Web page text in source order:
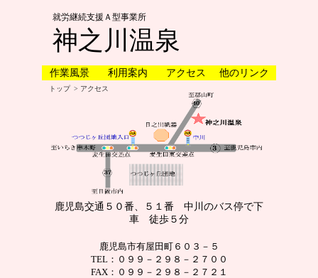
就労継続支援Ａ型事業所
神之川温泉
作業風景 利用案内 アクセス 他のリンク
トップ > アクセス
鹿児島交通５０番、５１番 中川のバス停で下
車 徒歩５分
鹿児島市有屋田町６０３－５
TEL：０９９－２９８－２７００
FAX：０９９－２９８－２７２１